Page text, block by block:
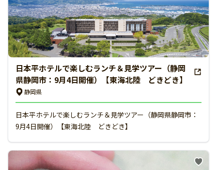
日本平ホテルで楽しむランチ＆見学ツアー（静岡
県静岡市：9月4日開催）【東海北陸 どきどき】
静岡県
日本平ホテルで楽しむランチ＆見学ツアー（静岡県静岡市：
9月4日開催）【東海北陸 どきどき】